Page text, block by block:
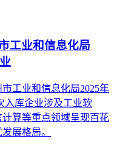
工业和信息化局
工业和信息化局2025年
入库企业涉及工业软
算等重点领域呈现百花
展格局。